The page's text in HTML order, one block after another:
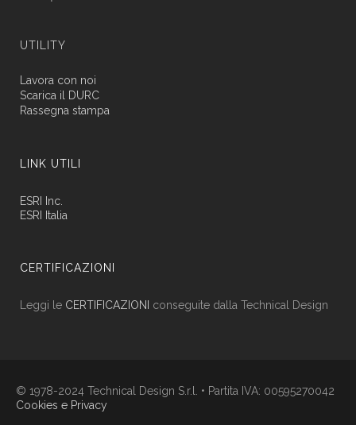
UTILITY
Lavora con noi
Scarica il DURC
Rassegna stampa
LINK UTILI
ESRI Inc.
ESRI Italia
CERTIFICAZIONI
Leggi le CERTIFICAZIONI conseguite dalla Technical Design
© 1978-2024 Technical Design S.r.l. • Partita IVA: 00595270042
Cookies e Privacy